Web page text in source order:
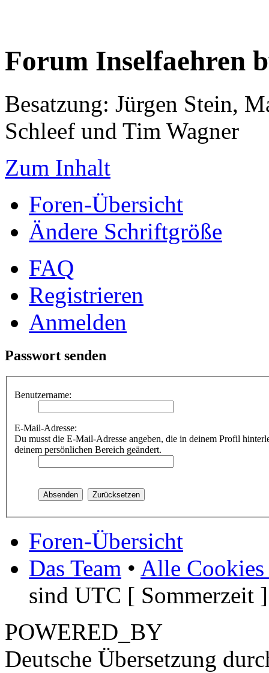
Forum Inselfaehren
Besatzung: Jürgen Stein,
Schleef und Tim Wagner
Zum Inhalt
Foren-Übersicht
Ändere Schriftgröße
FAQ
Registrieren
Anmelden
Passwort senden
Benutzername:
E-Mail-Adresse:
Du musst die E-Mail-Adresse angeben, die in deinem Profil
deinem persönlichen Bereich geändert.
Foren-Übersicht
Das Team • Alle Cookies
sind UTC [ Sommerzeit ]
POWERED_BY
Deutsche Übersetzung